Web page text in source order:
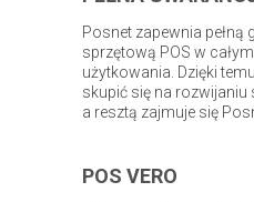
Posnet zapewnia
sprzętową POS w
użytkowania. Dzięki
skupić się na rozwijaniu
a resztą zajmuje się
POS VERO